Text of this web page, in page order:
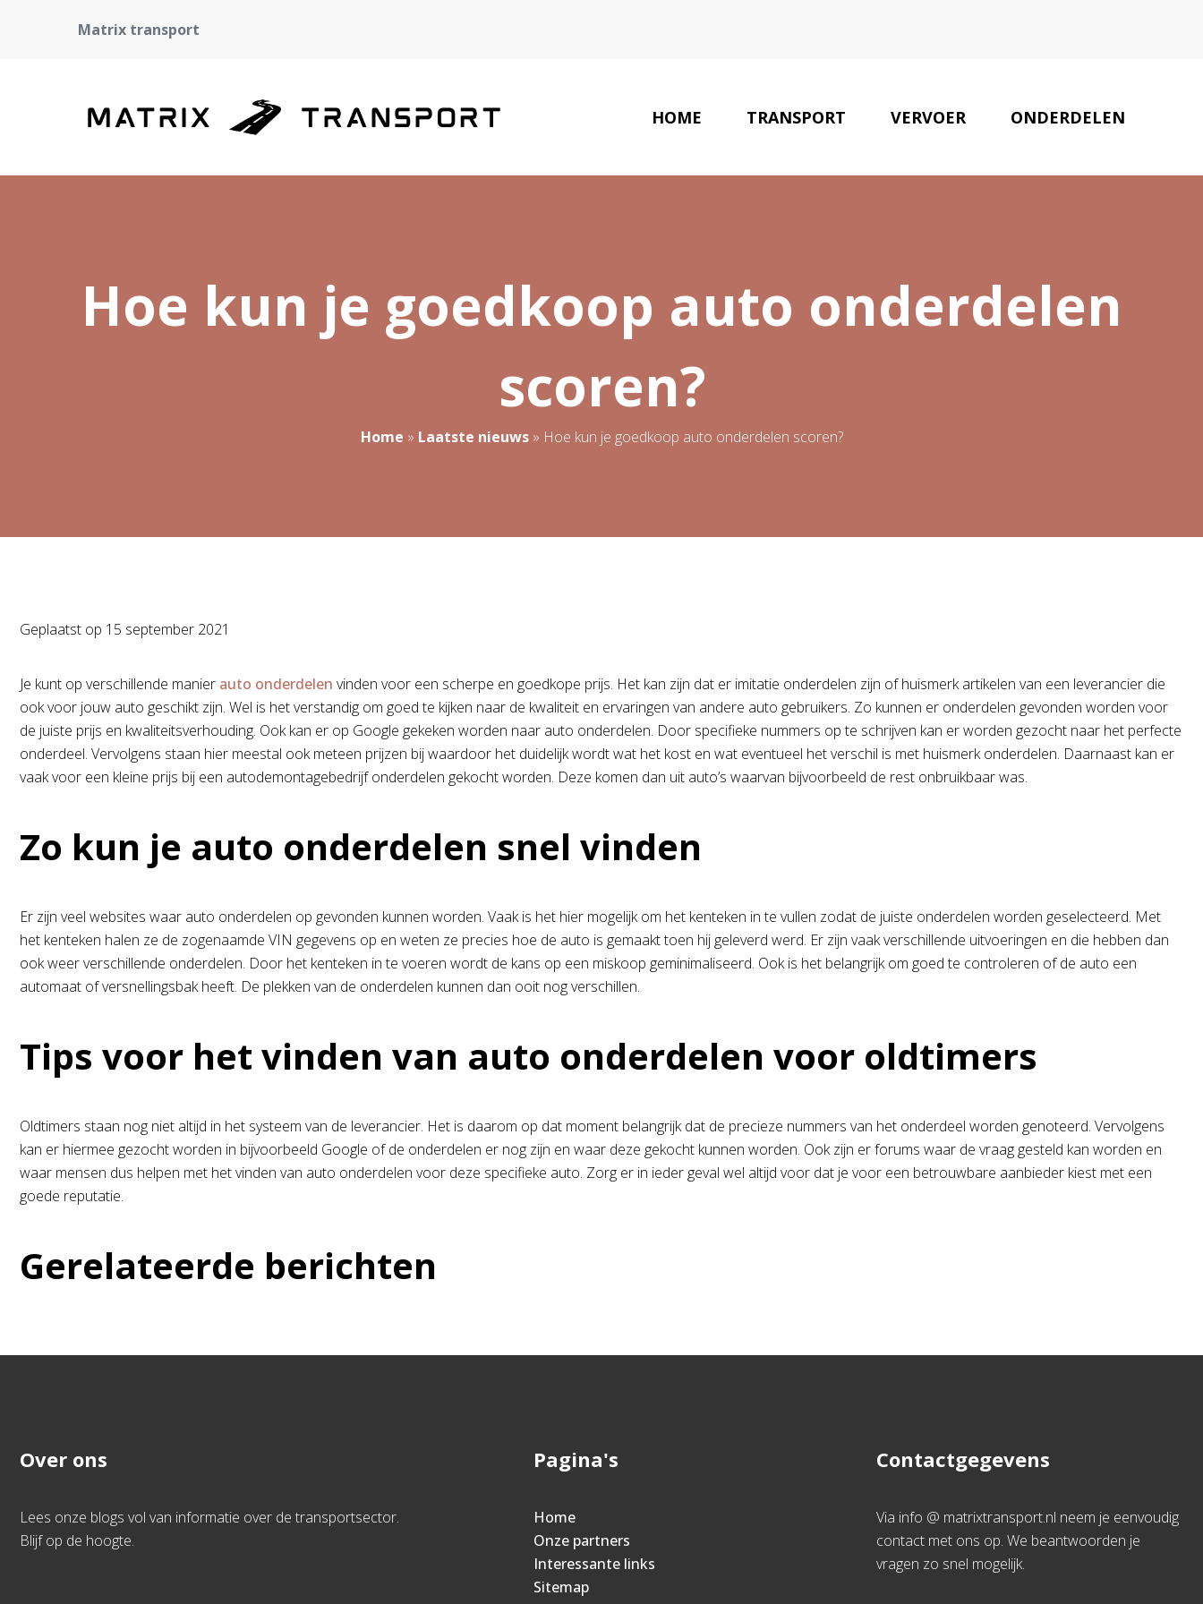
Matrix transport
HOME TRANSPORT VERVOER ONDERDELEN
Hoe kun je goedkoop auto onderdelen
scoren?
Home » Laatste nieuws» Hoe kun je goedkoop auto onderdelen scoren?
Geplaatst op 15 september 2021
Je kunt op verschillende manier auto onderdelen vinden voor een scherpe en goedkope prijs. Het kan zijn dat er imitatie onderdelen zijn of huismerk artikelen van een leverancier die
ook voor jouw auto geschikt zijn. Wel is het verstandig om goed te kijken naar de kwaliteit en ervaringen van andere auto gebruikers. Zo kunnen er onderdelen gevonden worden voor
de juiste prijs en kwaliteitsverhouding. Ook kan er op Google gekeken worden naar auto onderdelen. Door specifieke nummers op te schrijven kan er worden gezocht naar het perfecte
onderdeel. Vervolgens staan hier meestal ook meteen prijzen bij waardoor het duidelijk wordt wat het kost en wat eventueel het verschil is met huismerk onderdelen. Daarnaast kan er
vaak voor een kleine prijs bij een autodemontagebedrijf onderdelen gekocht worden. Deze komen dan uit auto’s waarvan bijvoorbeeld de rest onbruikbaar was.
Zo kun je auto onderdelen snel vinden
Er zijn veel websites waar auto onderdelen op gevonden kunnen worden. Vaak is het hier mogelijk om het kenteken in te vullen zodat de juiste onderdelen worden geselecteerd. Met
het kenteken halen ze de zogenaamde VIN gegevens op en weten ze precies hoe de auto is gemaakt toen hij geleverd werd. Er zijn vaak verschillende uitvoeringen en die hebben dan
ook weer verschillende onderdelen. Door het kenteken in te voeren wordt de kans op een miskoop geminimaliseerd. Ook is het belangrijk om goed te controleren of de auto een
automaat of versnellingsbak heeft. De plekken van de onderdelen kunnen dan ooit nog verschillen.
Tips voor het vinden van auto onderdelen voor oldtimers
Oldtimers staan nog niet altijd in het systeem van de leverancier. Het is daarom op dat moment belangrijk dat de precieze nummers van het onderdeel worden genoteerd. Vervolgens
kan er hiermee gezocht worden in bijvoorbeeld Google of de onderdelen er nog zijn en waar deze gekocht kunnen worden. Ook zijn er forums waar de vraag gesteld kan worden en
waar mensen dus helpen met het vinden van auto onderdelen voor deze specifieke auto. Zorg er in ieder geval wel altijd voor dat je voor een betrouwbare aanbieder kiest met een
goede reputatie.
Gerelateerde berichten
Over ons
Lees onze blogs vol van informatie over de transportsector.
Blijf op de hoogte.
Pagina's
Home
Onze partners
Interessante links
Sitemap
Contactgegevens
Via info @ matrixtransport.nl neem je eenvoudig
contact met ons op. We beantwoorden je
vragen zo snel mogelijk.